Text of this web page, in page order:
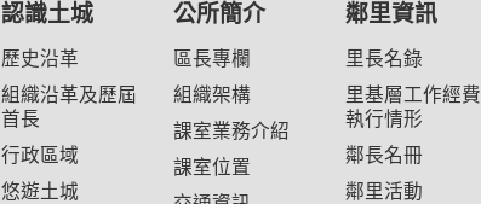
認識土城
歷史沿革
組織沿革及歷屆
首長
行政區域
悠遊土城
公所簡介
區長專欄
組織架構
課室業務介紹
課室位置
鄰里資訊
里長名錄
里基層工作經費
執行情形
鄰長名冊
鄰里活動